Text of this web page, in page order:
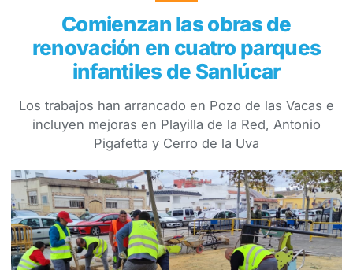
Comienzan las obras de
renovación en cuatro parques
infantiles de Sanlúcar
Los trabajos han arrancado en Pozo de las Vacas e
incluyen mejoras en Playilla de la Red, Antonio
Pigafetta y Cerro de la Uva